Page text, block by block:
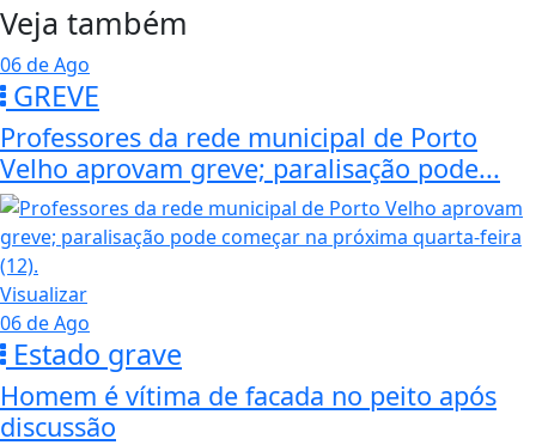
Veja também
06 de Ago
GREVE
Professores da rede municipal de Porto
Velho aprovam greve; paralisação pode...
Visualizar
06 de Ago
Estado grave
Homem é vítima de facada no peito após
discussão